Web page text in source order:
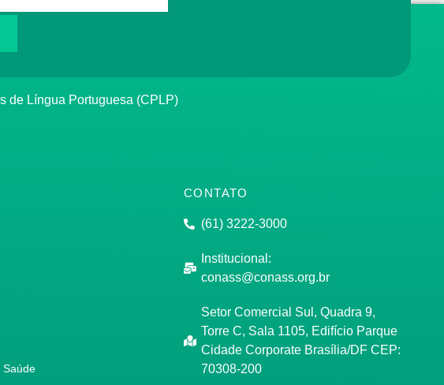
de Língua Portuguesa (CPLP)
Saúde
CONTATO
(61) 3222-3000
Institucional:
conass@conass.org.br
Setor Comercial Sul, Quadra 9,
Torre C, Sala 1105, Edifício Parque
Cidade Corporate Brasília/DF CEP:
70308-200